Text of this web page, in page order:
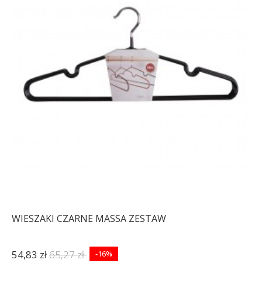
WIESZAKI CZARNE MASSA ZESTAW
54,83 zł65,27 zł -16%